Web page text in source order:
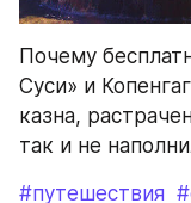
Почему
Суси» и
казна,
так и не
#путешествия